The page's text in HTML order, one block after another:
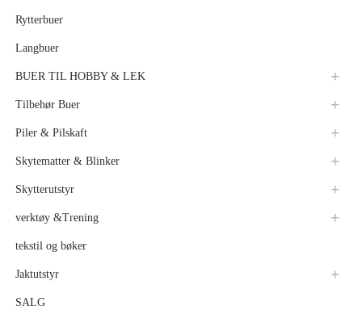
Rytterbuer
Langbuer
BUER TIL HOBBY & LEK
Tilbehør Buer
Piler & Pilskaft
Skytematter & Blinker
Skytterutstyr
verktøy &Trening
tekstil og bøker
Jaktutstyr
SALG